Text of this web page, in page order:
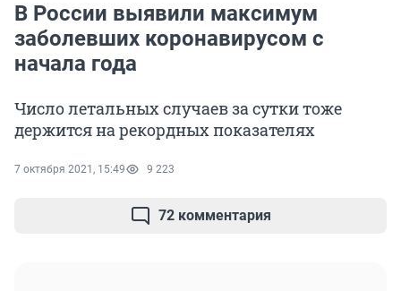
В России выявили максимум
заболевших коронавирусом с
начала года
Число летальных случаев за сутки тоже
держится на рекордных показателях
7 октября 2021, 15:49 9 223
72 комментария